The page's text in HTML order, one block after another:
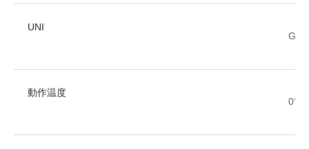
UNI
GE
動作温度
0°C